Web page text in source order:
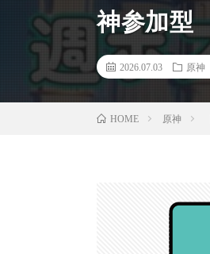
神参加型
2026.07.03 原神
HOME 原神